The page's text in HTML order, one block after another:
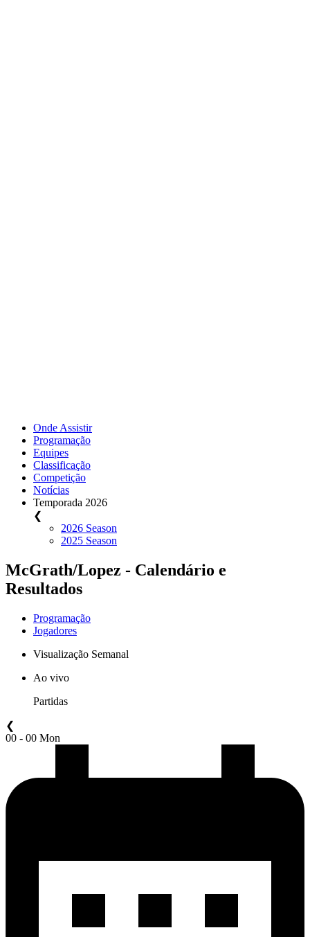
Onde Assistir
Programação
Equipes
Classificação
Competição
Notícias
Temporada 2026
❮
2026 Season
2025 Season
McGrath/Lopez - Calendário e
Resultados
Programação
Jogadores
Visualização Semanal
Ao vivo
Partidas
❮
00 - 00 Mon